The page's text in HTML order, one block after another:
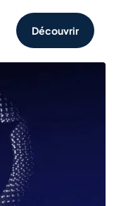
Découvrir